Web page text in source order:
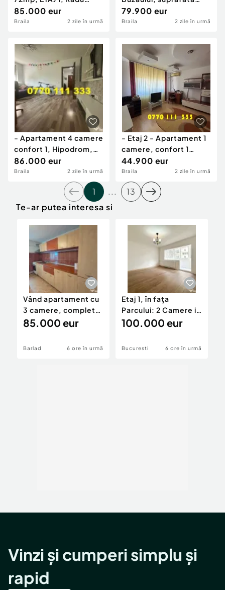
Negru.
85.000 eur
Braila 2 zile în urmă
66mp, etaj 2
79.900 eur
Braila 2 zile în urmă
- Apartament 4 camere
confort 1, Hipodrom,
etaj 2.
86.000 eur
Braila 2 zile în urmă
- Etaj 2 - Apartament 1
camere, confort 1
decomandat, Doroba
44.900 eur
Braila 2 zile în urmă
1 ...
13
Te-ar putea interesa si
Vând apartament cu
3 camere, complet
decomandat – 66
85.000 eur
Barlad 6 ore în urmă
Etaj 1, în fața
Parcului: 2 Camere in
bloc din 87 reabi...
100.000 eur
Bucuresti 6 ore în urmă
Vinzi și cumperi simplu și
rapid